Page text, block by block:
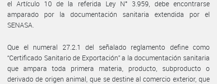
el Artículo 10 de la referida Ley N° 3.959, debe encontrarse
amparado por la documentación sanitaria extendida por el
SENASA.
Que el numeral 27.2.1 del señalado reglamento define como
“Certificado Sanitario de Exportación” a la documentación sanitaria
que ampara toda primera materia, producto, subproducto o
derivado de origen animal, que se destine al comercio exterior, que